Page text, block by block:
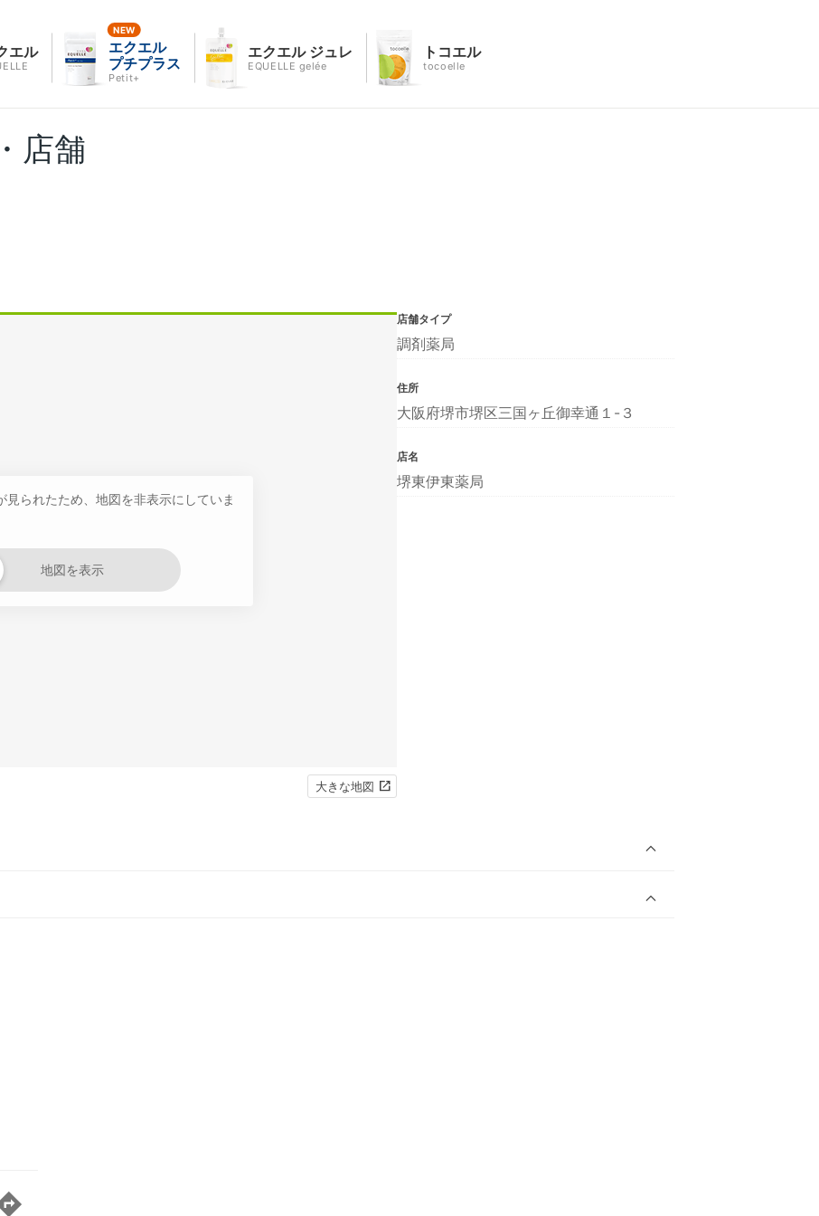
エル
エクエル
プチプラス
Petit+
エクエル ジュレ
EQUELLE gelée
トコエル
tocoelle
店舗
見られたため、地図を非表示にしていま
地図を表示
大きな地図
店舗タイプ
調剤薬局
住所
大阪府堺市堺区三国ヶ丘御幸通１-３
店名
堺東伊東薬局